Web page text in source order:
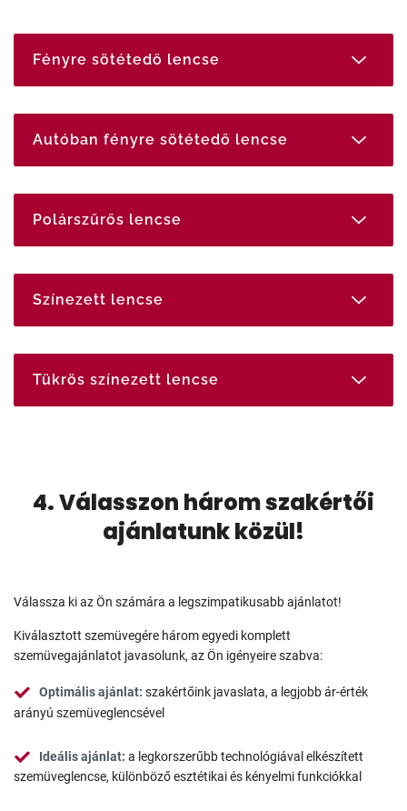
Fényre sötétedő lencse
Autóban fényre sötétedő lencse
Polárszűrős lencse
Színezett lencse
Tükrös színezett lencse
4. Válasszon három szakértői
ajánlatunk közül!
Válassza ki az Ön számára a legszimpatikusabb ajánlatot!
Kiválasztott szemüvegére három egyedi komplett
szemüvegajánlatot javasolunk, az Ön igényeire szabva:
Optimális ajánlat: szakértőink javaslata, a legjobb ár-érték
arányú szemüveglencsével
Ideális ajánlat: a legkorszerűbb technológiával elkészített
szemüveglencse, különböző esztétikai és kényelmi funkciókkal